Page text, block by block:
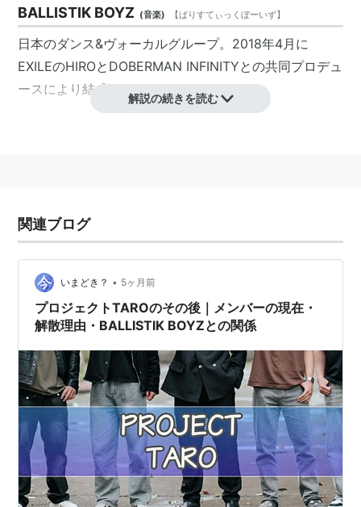
BALLISTIK BOYZ (音楽) 【ばりすてぃっくぼーいず】
日本のダンス&ヴォーカルグループ。2018年4月に
EXILEのHIROとDOBERMAN INFINITYとの共同プロデュ
ースにより結成された。
解説の続きを読む
関連ブログ
いまどき？ • 5ヶ月前
プロジェクトTAROのその後｜メンバーの現在・
解散理由・BALLISTIK BOYZとの関係